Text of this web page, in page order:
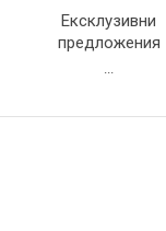
Ексклузивни
предложения